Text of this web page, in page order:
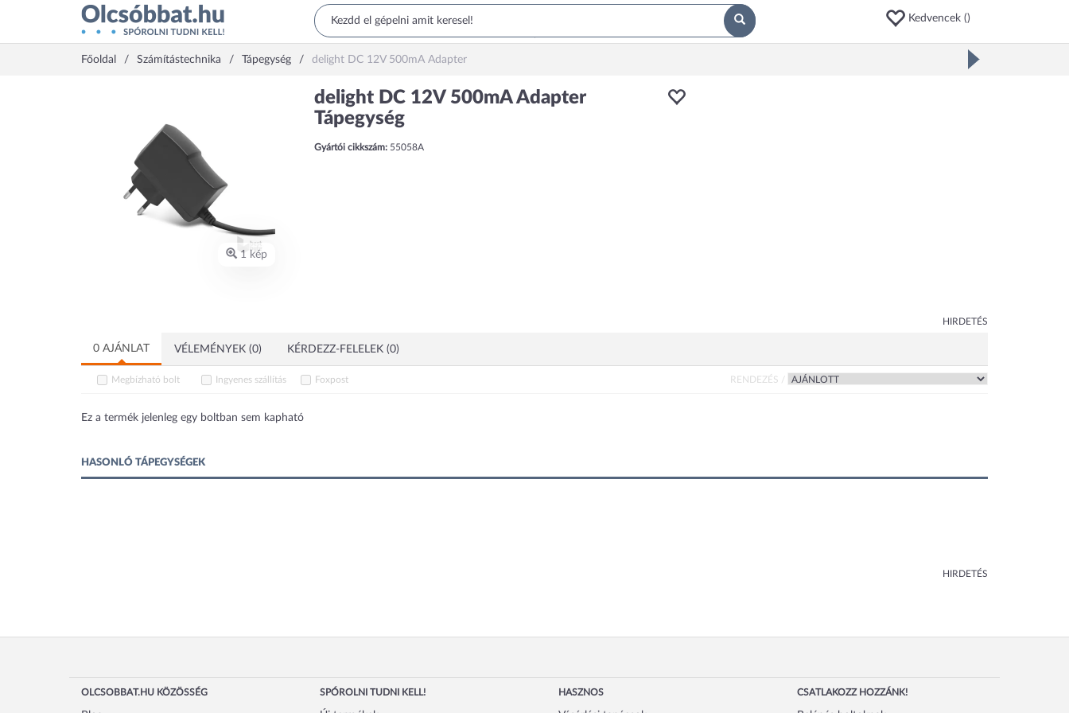
Kedvencek ()
Főoldal Számítástechnika Tápegység delight DC 12V 500mA Adapter
1 kép
delight DC 12V 500mA Adapter
Tápegység
Gyártói cikkszám:55058A
HIRDETÉS
0 AJÁNLAT VÉLEMÉNYEK (0) KÉRDEZZ-FELELEK (0)
Megbízható bolt Ingyenes szállítás Foxpost RENDEZÉS /
Ez a termék jelenleg egy boltban sem kapható
HASONLÓ TÁPEGYSÉGEK
HIRDETÉS
OLCSOBBAT.HU KÖZÖSSÉG SPÓROLNI TUDNI KELL! HASZNOS CSATLAKOZZ HOZZÁNK!